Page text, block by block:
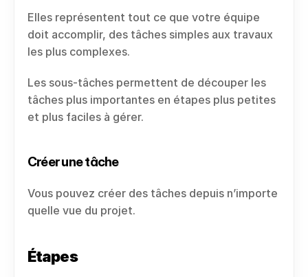
Elles représentent tout ce que votre équipe
doit accomplir, des tâches simples aux travaux
les plus complexes.
Les sous-tâches permettent de découper les
tâches plus importantes en étapes plus petites
et plus faciles à gérer.
Créer une tâche
Vous pouvez créer des tâches depuis n’importe
quelle vue du projet.
Étapes